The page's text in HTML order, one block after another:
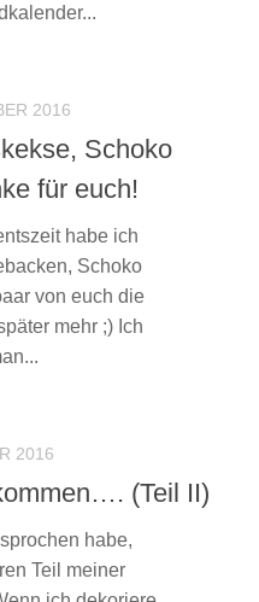
2016
Schoko
für euch!
habe ich
Schoko
von euch die
mehr ;) Ich
2016
(Teil II)
habe,
Teil meiner